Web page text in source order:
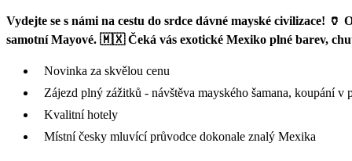
Vydejte se s námi na cestu do srdce dávné mayské civilizace!
samotní Mayové. 🇲🇽 Čeká vás exotické Mexiko plné barev,
Novinka za skvělou cenu
Zájezd plný zážitků - návštěva mayského šamana, koupání v
Kvalitní hotely
Místní česky mluvící průvodce dokonale znalý Mexika